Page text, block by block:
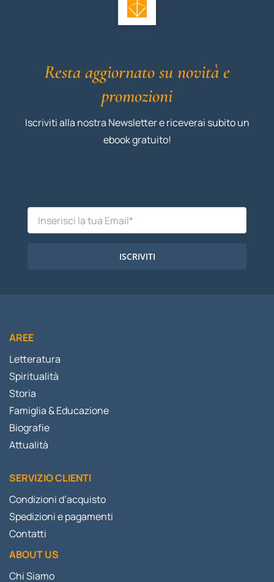
Resta aggiornato su novità e
promozioni
Iscriviti alla nostra Newsletter e riceverai subito un
ebook gratuito!
ISCRIVITI
AREE
Letteratura
Spiritualità
Storia
Famiglia & Educazione
Biografie
Attualità
SERVIZIO CLIENTI
Condizioni d’acquisto
Spedizioni e pagamenti
Contatti
ABOUT US
Chi Siamo